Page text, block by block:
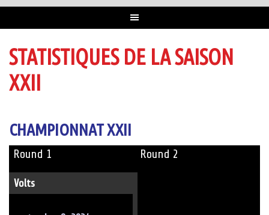
STATISTIQUES DE LA SAISON
XXII
CHAMPIONNAT XXII
Round 1 Round 2
Volts